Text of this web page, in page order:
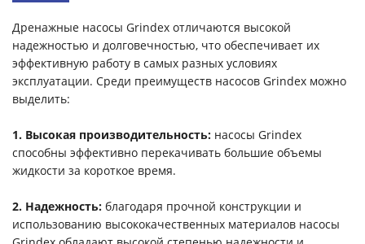
Дренажные насосы Grindex отличаются высокой
надежностью и долговечностью, что обеспечивает их
эффективную работу в самых разных условиях
эксплуатации. Среди преимуществ насосов Grindex можно
выделить:
1. Высокая производительность: насосы Grindex
способны эффективно перекачивать большие объемы
жидкости за короткое время.
2. Надежность: благодаря прочной конструкции и
использованию высококачественных материалов насосы